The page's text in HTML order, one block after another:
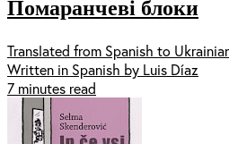
Помаранчеві блоки
Translated from Spanish to
Written in Spanish by Luis Díaz
7 minutes read